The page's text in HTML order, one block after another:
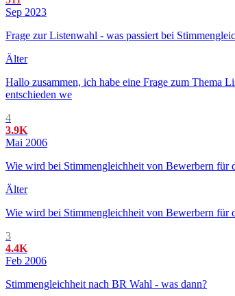
Sep 2023
Frage zur Listenwahl - was passiert bei
Älter
Hallo zusammen, ich habe eine Frage zum Thema
entschieden we
4
3.9K
Mai 2006
Wie wird bei Stimmengleichheit von Bewerbern für
Älter
Wie wird bei Stimmengleichheit von Bewerbern für
3
4.4K
Feb 2006
Stimmengleichheit nach BR Wahl - was dann?